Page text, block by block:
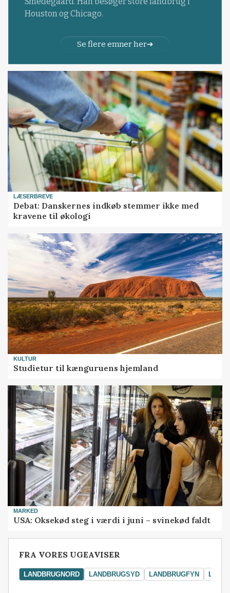
Houston og Chicago.
Se flere emner her
LÆSERBREVE
Debat: Danskernes indkøb stemmer ikke med
kravene til økologi
KULTUR
Studietur til kænguruens hjemland
MARKED
USA: Oksekød steg i værdi i juni – svinekød faldt
FRA VORES UGEAVISER
LANDBRUGNORD LANDBRUGSYD LANDBRUGFYN